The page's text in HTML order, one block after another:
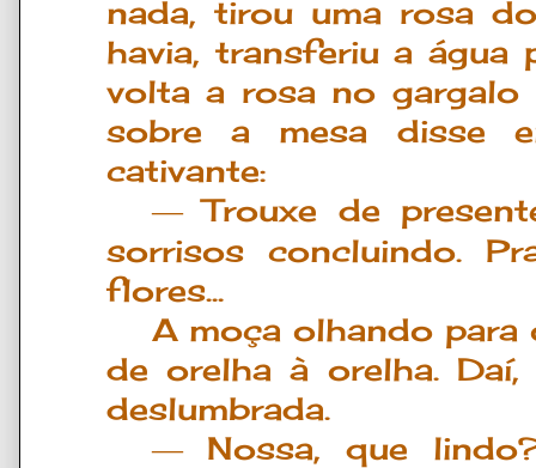
nada, tirou uma rosa
havia, transferiu a água
volta a rosa no
sobre a mesa disse
cativante:
―Trouxe de
sorrisos concluindo.
flores...
A moça olhando
de orelha à orelha. Daí,
deslumbrada.
―Nossa, que